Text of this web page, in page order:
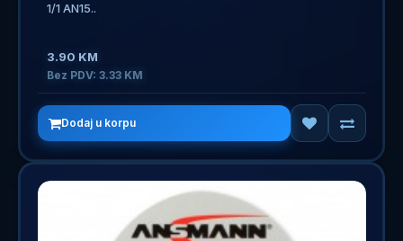
1/1 AN15..
3.90 KM
Bez PDV: 3.33 KM
Dodaj u korpu